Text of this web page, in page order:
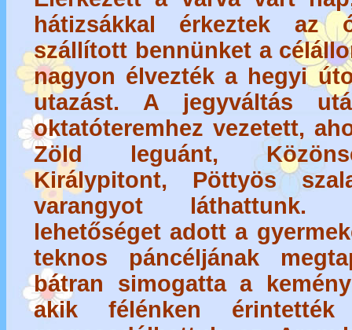
hátizsákkal érkeztek az
szállított bennünket a
nagyon élvezték a hegyi
utazást. A jegyváltás
oktatóteremhez vezetett,
Zöld leguánt,
Királypitont, Pöttyös
varangyot láthattunk.
lehetőséget adott a
teknos páncéljának
bátran simogatta a
akik félénken